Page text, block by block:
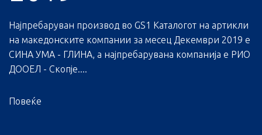
Најпребаруван производ во GS1 Каталогот на артикли
на македонските компании за месец Декември 2019 е
СИНА УМА - ГЛИНА, а најпребарувана компанија е РИО
ДООЕЛ - Скопје....
Повеќе